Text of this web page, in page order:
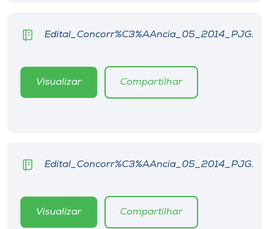
Edital_Concorr%C3%AAncia_05_2014_PJG.
Visualizar Compartilhar
Edital_Concorr%C3%AAncia_05_2014_PJG.
Visualizar Compartilhar